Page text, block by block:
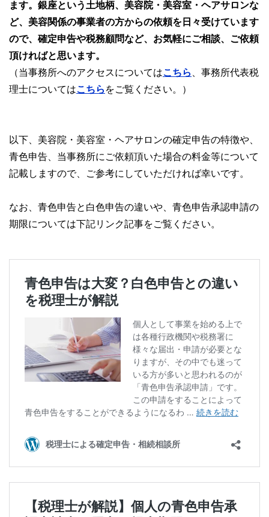
ます。銀座という土地柄、美容院・美容室・ヘアサロンな
ど、美容関係の事業者の方からの依頼を日々受けています
ので、確定申告や税務顧問など、お気軽にご相談、ご依頼
頂ければと思います。
（当事務所へのアクセスについてはこちら
、事務所代表税
理士についてはこちら をご覧ください。）
以下、美容院・美容室・ヘアサロンの確定申告の特徴や、
青色申告、当事務所にご依頼頂いた場合の料金等について
記載しますので、ご参考にしていただければ幸いです。
なお、青色申告と白色申告の違いや、青色申告承認申請の
期限については下記リンク記事をご覧ください。